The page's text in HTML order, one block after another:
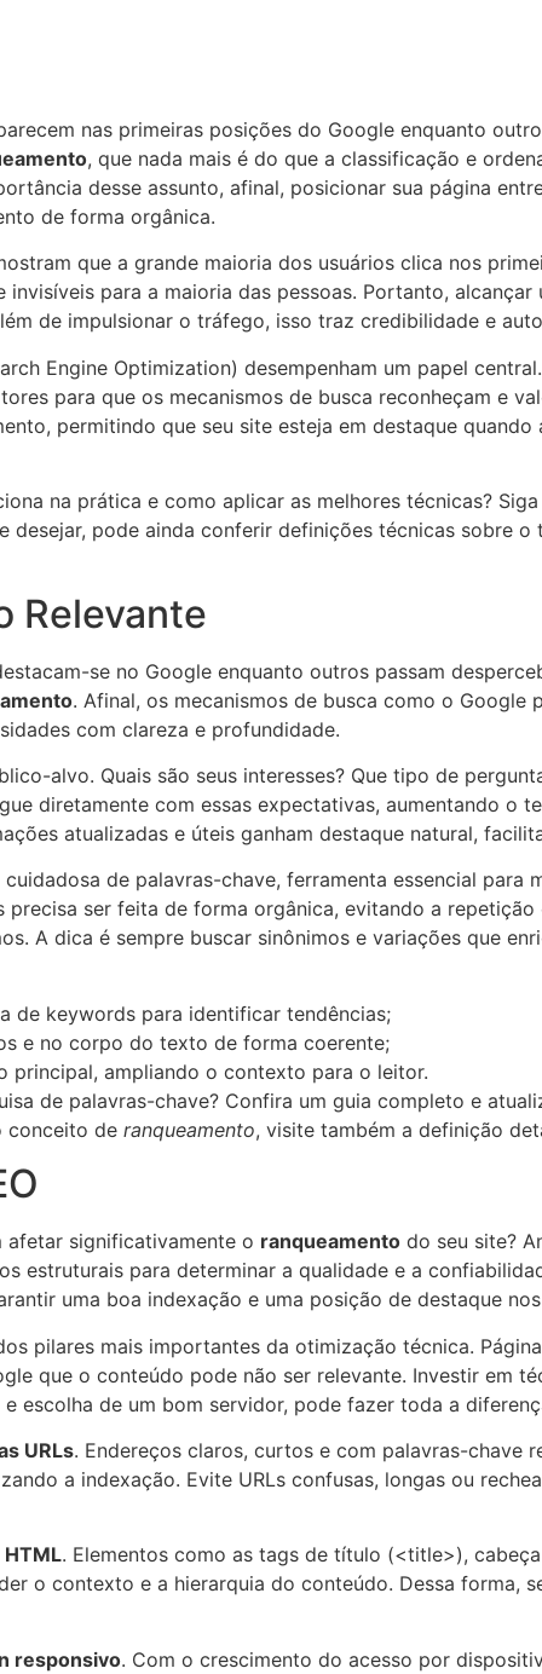
nas primeiras posições do Google enquanto
, que nada mais é do que a classificação e
desse assunto, afinal, posicionar sua página
de forma orgânica.
que a grande maioria dos usuários clica nos
para a maioria das pessoas. Portanto,
de impulsionar o tráfego, isso traz credibilidade e
Engine Optimization) desempenham um papel
para que os mecanismos de busca reconheçam e
permitindo que seu site esteja em destaque
na prática e como aplicar as melhores técnicas?
desejar, pode ainda conferir definições técnicas sobre
Relevante
se no Google enquanto outros passam
. Afinal, os mecanismos de busca como o
com clareza e profundidade.
alvo. Quais são seus interesses? Que tipo de
diretamente com essas expectativas, aumentando o
atualizadas e úteis ganham destaque natural,
de palavras-chave, ferramenta essencial para
ser feita de forma orgânica, evitando a
A dica é sempre buscar sinônimos e variações que
de keywords para identificar tendências;
e no corpo do texto de forma coerente;
principal, ampliando o contexto para o leitor.
de palavras-chave? Confira um guia completo e
conceito de ranqueamento, visite também a definição
significativamente o ranqueamento do seu site?
estruturais para determinar a qualidade e a
uma boa indexação e uma posição de destaque
pilares mais importantes da otimização técnica.
que o conteúdo pode não ser relevante. Investir em
escolha de um bom servidor, pode fazer toda a
URLs. Endereços claros, curtos e com palavras-chave
a indexação. Evite URLs confusas, longas ou
. Elementos como as tags de título (<title>),
o contexto e a hierarquia do conteúdo. Dessa forma,
responsivo. Com o crescimento do acesso por